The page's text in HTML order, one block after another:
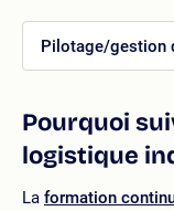
Pilotage/gestion
Pourquoi
logistique
La formation